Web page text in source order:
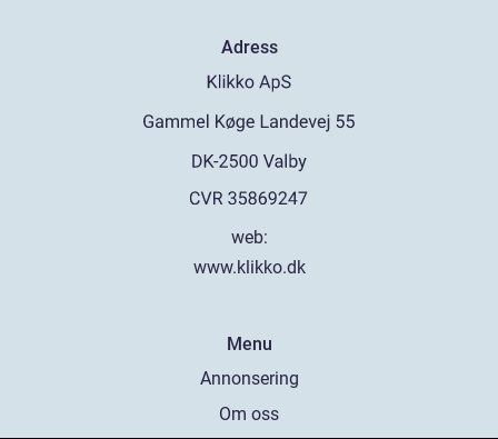
Adress
web:
www.klikko.dk
Menu
Annonsering
Om oss